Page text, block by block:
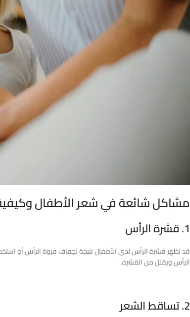
مشاكل شائعة في شعر الأطفال
1. قشرة الرأس
قد تظهر قشرة الرأس لدى الأطفال نتيجة لجفاف فروة الرأس أو
الرأس ويقلل من القشرة.
2. تساقط الشعر